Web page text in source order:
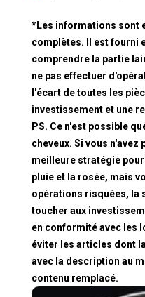
*Les informations sont
complètes. Il est fourni
comprendre la partie
ne pas effectuer
l'écart de toutes les
investissement et une
PS. Ce n'est possible
cheveux. Si vous n'avez
meilleure stratégie
pluie et la rosée, mais
opérations risquées, la
toucher aux
en conformité avec les
éviter les articles dont
avec la description au
contenu remplacé.